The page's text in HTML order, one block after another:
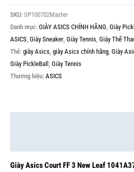
SKU: SP100702Master
Danh mục: GIÀY ASICS CHÍNH HÃNG Giày
ASICS Giày Sneaker Giày Tennis Giày Thể
Thẻ: giày Asics giày Asics chính hãng Giày
Giày PickleBall Giày Tennis
Thương hiệu: ASICS
Giày Asics Court FF 3 New Leaf